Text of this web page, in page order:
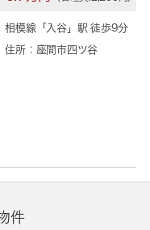
相模線「 入谷」駅 徒歩9分
住所：座間市四ツ谷
件